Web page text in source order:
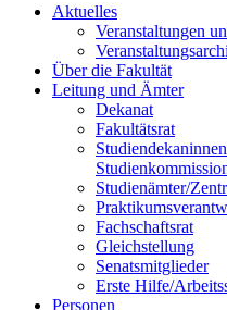
Aktuelles
Veranstaltungen
Über die Fakultät
Leitung und Ämter
Dekanat
Fakultätsrat
Studienämter/
Fachschaftsrat
Gleichstellung
Senatsmitglieder
Erste Hilfe/
Personen